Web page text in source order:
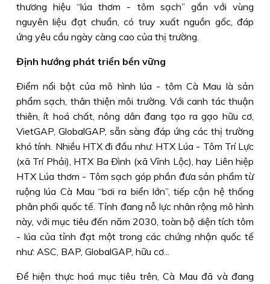
thương hiệu “lúa thơm - tôm sạch” gắn với vùng
nguyên liệu đạt chuẩn, có truy xuất nguồn gốc, đáp
ứng yêu cầu ngày càng cao của thị trường.
Định hướng phát triển bền vững
Ðiểm nổi bật của mô hình lúa - tôm Cà Mau là sản
phẩm sạch, thân thiện môi trường. Với canh tác thuận
thiên, ít hoá chất, nông dân đang tạo ra gạo hữu cơ,
VietGAP, GlobalGAP, sẵn sàng đáp ứng các thị trường
khó tính. Nhiều HTX đi đầu như: HTX Lúa - Tôm Trí Lực
(xã Trí Phải), HTX Ba Ðình (xã Vĩnh Lộc), hay Liên hiệp
HTX Lúa thơm - Tôm sạch góp phần đưa sản phẩm từ
ruộng lúa Cà Mau “bơi ra biển lớn”, tiếp cận hệ thống
phân phối quốc tế. Tỉnh đang nỗ lực nhân rộng mô hình
này, với mục tiêu đến năm 2030, toàn bộ diện tích tôm
- lúa của tỉnh đạt một trong các chứng nhận quốc tế
như: ASC, BAP, GlobalGAP, hữu cơ...
Ðể hiện thực hoá mục tiêu trên, Cà Mau đã và đang